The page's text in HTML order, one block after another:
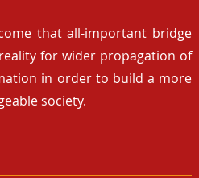
that all-important bridge
for wider propagation of
in order to build a more
society.